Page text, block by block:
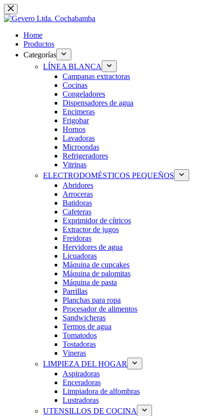
Saltar
al
Home
Productos
Categorías
LÍNEA BLANCA
Campanas extractoras
Cocinas
Congeladores
Dispensadores de agua
Encimeras
Frigobar
Hornos
Lavadoras
Microondas
Refrigeradores
Vitrinas
ELECTRODOMÉSTICOS PEQUEÑOS
Abridores
Arroceras
Batidoras
Cafeteras
Exprimidor de cítricos
Extractor de jugos
Freidoras
Hervidores de agua
Licuadoras
Máquina de cupcakes
Máquina de palomitas
Máquina de pasta
Parrillas
Planchas para ropa
Procesador de alimentos
Sandwicheras
Termos de agua
Tomatodos
Tostadoras
Vineras
LIMPIEZA DEL HOGAR
Aspiradoras
Enceradoras
Limpiadora de alfombras
Lustradoras
UTENSILLOS DE COCINA